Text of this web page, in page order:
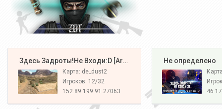
️ Здесь Задроты!Не Входи:D [Army#1]
Карта: de_dust2
Игроков: 12/32
152.89.199.91:27063
️ Не определено